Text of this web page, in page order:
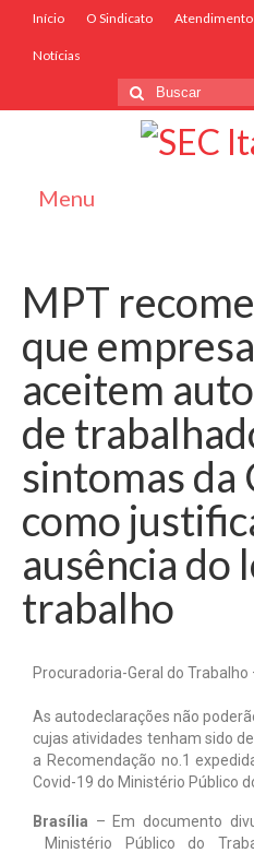
Início O Sindicato Atendimento
Notícias
Menu
O Sindicato
Associe-se
Convênios
Convenções Coletivas
Atendimento
Notícias
Tabelas
Denúncia
MPT
que
aceitem
de
sintomas da
como
ausência do
trabalho
Procuradoria-Geral do Trabalho
As autodeclarações não
cujas atividades tenham sido
a Recomendação no.1
Covid-19 do Ministério Público
Brasília – Em documento
Ministério Público do